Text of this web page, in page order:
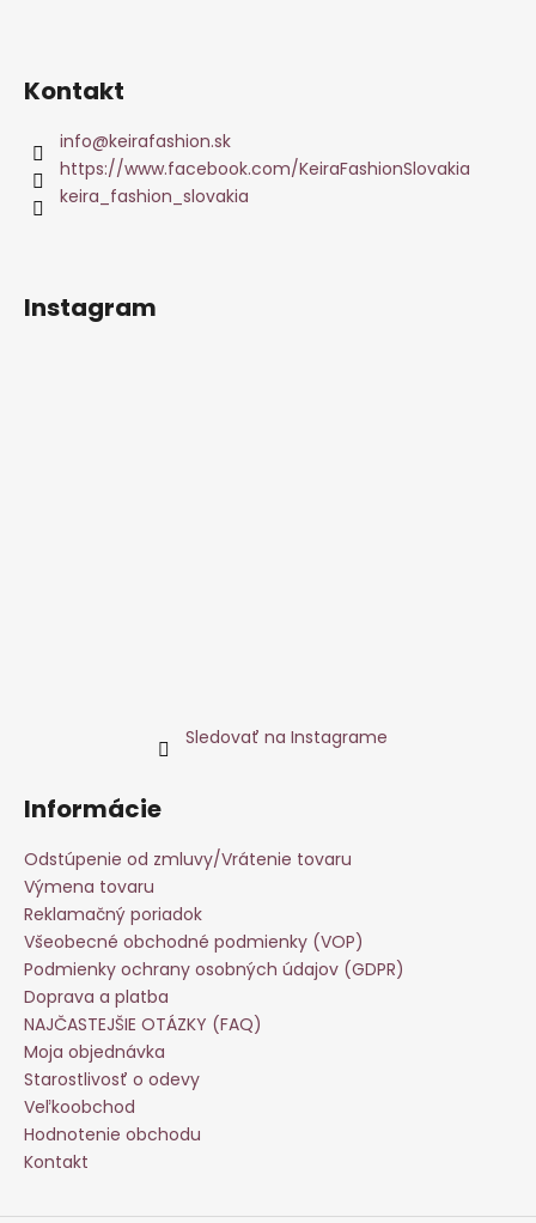
Kontakt
info@keirafashion.sk
https://www.facebook.com/KeiraFashionSlovakia
keira_fashion_slovakia
Instagram
Sledovať na Instagrame
Informácie
Odstúpenie od zmluvy/Vrátenie tovaru
Výmena tovaru
Reklamačný poriadok
Všeobecné obchodné podmienky (VOP)
Podmienky ochrany osobných údajov (GDPR)
Doprava a platba
NAJČASTEJŠIE OTÁZKY (FAQ)
Moja objednávka
Starostlivosť o odevy
Veľkoobchod
Hodnotenie obchodu
Kontakt